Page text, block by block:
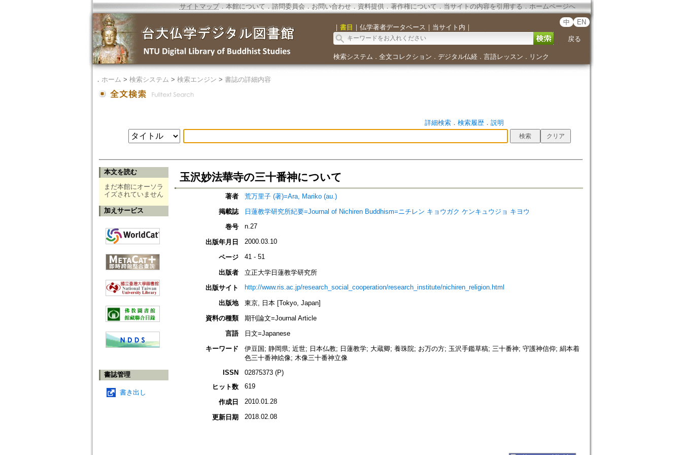
サイトマップ．本館について ． 諮問委員会． お問い合わせ． 資料提供． 著作権について．当サイトの内容を引用する ． ホームページへ
｜ 書目 ｜ 仏学著者データベース ｜ 当サイト内 ｜
中 EN
戻る
検索システム ． 全文コレクション ． デジタル仏経． 言語レッスン ． リンク
． ホーム > 検索システム > 検索エンジン > 書誌の詳細内容
詳細検索． 検索履歴． 説明
本文を読む
まだ本館にオーソラ
イズされていません
加えサービス
書誌管理
書き出し
玉沢妙法華寺の三十番神について
著者
荒万里子 (著)=Ara, Mariko (au.)
掲載誌
日蓮教学研究所紀要=Journal of Nichiren Buddhism=ニチレン キョウガク ケンキュウジョ キヨウ
巻号
n.27
出版年月日 2000.03.10
ページ 41 - 51
出版者
立正大学日蓮教学研究所
出版サイト
http://www.ris.ac.jp/research_social_cooperation/research_institute/nichiren_religion.html
出版地
東京, 日本 [Tokyo, Japan]
資料の種類
期刊論文=Journal Article
言語
日文=Japanese
キーワード
伊豆国; 静岡県; 近世; 日本仏教; 日蓮教学; 大蔵卿; 養珠院; お万の方; 玉沢手鑑草稿; 三十番神; 守護神信仰; 絹本着
色三十番神絵像; 木像三十番神立像
ISSN
02875373 (P)
ヒット数
619
作成日 2010.01.28
更新日期 2018.02.08